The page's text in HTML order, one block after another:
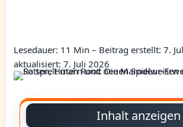
Lesedauer: 11 Min – Beitrag erstellt: 7.
aktualisiert: 7. Juli 2026
Inhalt anzeigen